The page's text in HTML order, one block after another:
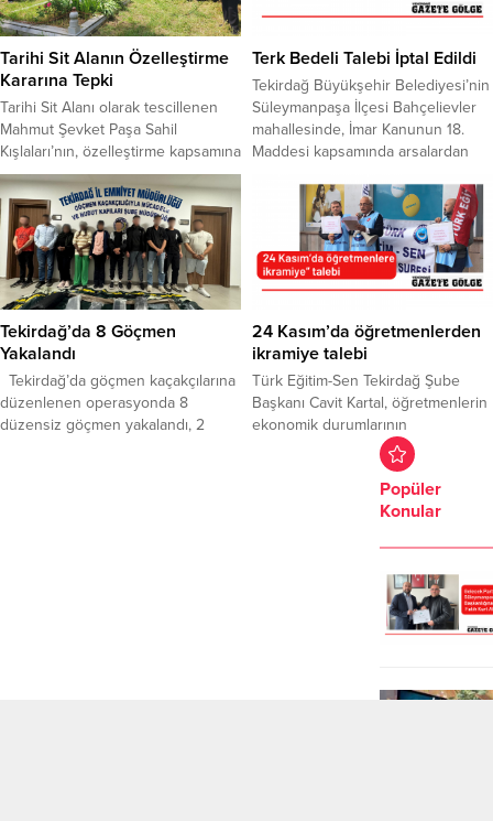
Eğitim-İş ve Eğitim Sen’e bağlı
öğretmenler, okullardaki güvenlik
zafiyetine dikkat çekerek yetkililere
çağrıda bulundu. Sendikalar,
cinayetin öğretmenleri hedef...
Özcan Aygun ve Nurten Yontar da
yaşadığı Ayşenur Akkurt’un
cinayetine ilişkin davanın
duruşması 27...
Tarihi Sit Alanın Özelleştirme
Kararına Tepki
Tarihi Sit Alanı olarak tescillenen
Mahmut Şevket Paşa Sahil
Kışlaları’nın, özelleştirme kapsamına
alınmasına sivil toplum kuruluşları
ve siyasi partiler tepki gösterdi.
Çanakkale Savaşı hazırlıkları ve 19.
Fırka’nın teşkilatlanma süreciyle
ilişkilendirildiği belirtilen tarihi
alanın,“Atatürk, 19. Fırka ve
Çanakkale Müzesi” olarak
düzenlenmesi çağrısı yapıldı. Millet
Bahçesi’nde toplanan grup,
sloganlar eşliğinde tarihi Sahil...
Terk Bedeli Talebi İptal Edildi
Tekirdağ Büyükşehir Belediyesi’nin
Süleymanpaşa İlçesi Bahçelievler
mahallesinde, İmar Kanunun 18.
Maddesi kapsamında arsalardan
terklerin eksik olduğu gerekçesiyle
konut sahiplerinden 200 ile 500
bin TL arasında terk bedeli talep
edilmesine ilişkin uygulama iptal
edildi. Haber: Serap Cömertoğlu
Maddesi kapsamında, yol, yeşil
alan, sosyal...
Tekirdağ’da 8 Göçmen
Yakalandı
Tekirdağ’da göçmen kaçakçılarına
düzenlenen operasyonda 8
düzensiz göçmen yakalandı, 2
24 Kasım’da öğretmenlerden
ikramiye talebi
Türk Eğitim-Sen Tekirdağ Şube
Başkanı Cavit Kartal, öğretmenlerin
ekonomik durumlarının
iyileştirilmesine yönelik 24
Kasım’da bir maaş ikramiye
verilmesini istediklerini söyledi
Kartal, kent merkezinde yaptığı
Gazi Mustafa Kemal Atatürk’ün
Millet Mektepleri Başöğretmenliğini
kabul ettiği gün olan 24 Kasım’ı
Popüler
Konular